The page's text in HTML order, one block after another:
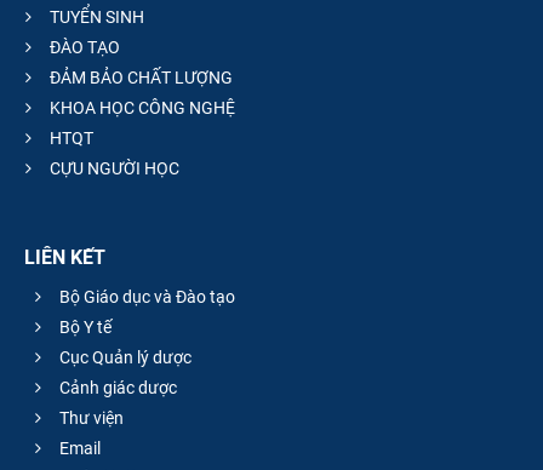
TUYỂN SINH
ĐÀO TẠO
ĐẢM BẢO CHẤT LƯỢNG
KHOA HỌC CÔNG NGHỆ
HTQT
CỰU NGƯỜI HỌC
LIÊN KẾT
Bộ Giáo dục và Đào tạo
Bộ Y tế
Cục Quản lý dược
Cảnh giác dược
Thư viện
Email